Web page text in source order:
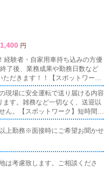
1,400 円
経験者・自家用車持ち込みの方優
了後、業務成果や勤務日数など
ただきます！！【スポットワー
給1226円～
現場に安全運転で送り届ける内容
ます。雑務など一切なく、送迎以
ん。【スポットワーク】短時間の
送迎をお願いします。免許だけあ
なお仕事です。
上勤務※面接時にご希望お聞かせ
は考慮致します。ご相談くださ